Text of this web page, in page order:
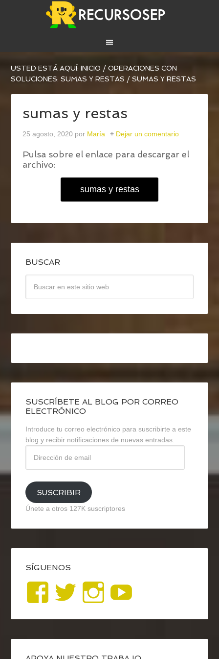
USTED ESTÁ AQUÍ:INICIO / OPERACIONES CON
SOLUCIONES: SUMAS Y RESTAS / SUMAS Y RESTAS
sumas y restas
25 agosto, 2020 por María Dejar un comentario
Pulsa sobre el enlace para descargar el
archivo:
sumas y restas
BUSCAR
SUSCRÍBETE AL BLOG POR CORREO
ELECTRÓNICO
Introduce tu correo electrónico para suscribirte a este
blog y recibir notificaciones de nuevas entradas.
email
SUSCRIBIR
Únete a otros 127K suscriptores
SÍGUENOS
Ver
perfil
de
Ver
perfil
de
Ver
perfil
de